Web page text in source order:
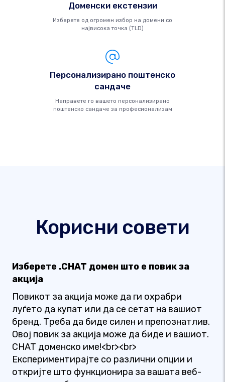
Доменски екстензии
Изберете од огромен избор на домени со
највисока точка (TLD)
Персонализирано поштенско
сандаче
Направете го вашето персонализирано
поштенско сандаче за професионализам
Корисни совети
Изберете .CHAT домен што е повик за
акција
Повикот за акција може да ги охрабри
луѓето да купат или да се сетат на вашиот
бренд. Треба да биде силен и препознатлив.
Овој повик за акција може да биде и вашиот.
CHAT доменско име!<br><br>
Експериментирајте со различни опции и
откријте што функционира за вашата веб-